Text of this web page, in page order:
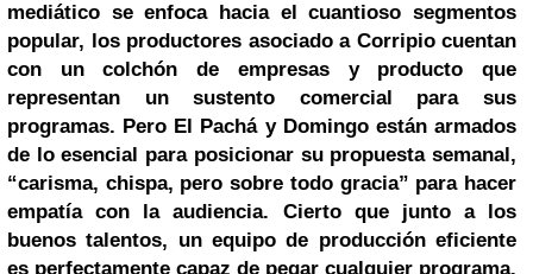
mediático se enfoca hacia el cuantioso segmentos
popular, los productores asociado a Corripio cuentan
con un colchón de empresas y producto que
representan un sustento comercial para sus
programas. Pero El Pachá y Domingo están armados
de lo esencial para posicionar su propuesta semanal,
“carisma, chispa, pero sobre todo gracia” para hacer
empatía con la audiencia.
Cierto que junto a los
buenos talentos, un equipo de producción eficiente
es perfectamente capaz de pegar cualquier programa.